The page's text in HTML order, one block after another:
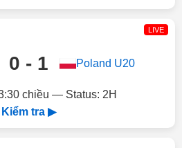
LIVE
0 - 1 Poland U20
chiều — Status: 2H
Kiểm tra ▶